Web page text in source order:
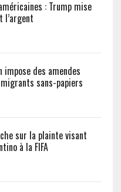
: Trump mise
l’argent
impose des amendes
sans-papiers
sur la plainte visant
à la FIFA